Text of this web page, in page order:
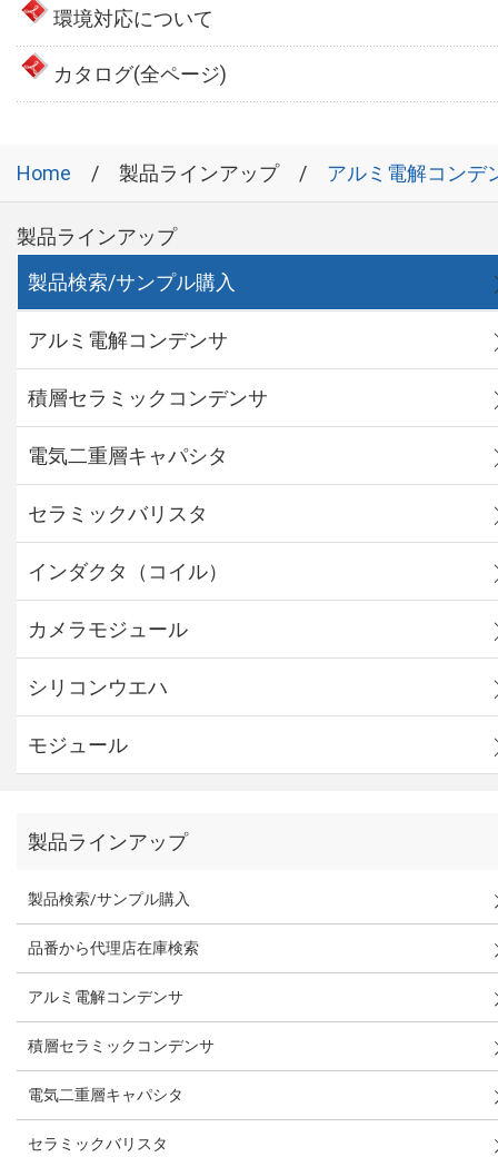
環境対応について
カタログ(全ページ)
Home 製品ラインアップ アルミ電解コンデ
製品ラインアップ
製品検索/サンプル購入
アルミ電解コンデンサ
積層セラミックコンデンサ
電気二重層キャパシタ
セラミックバリスタ
インダクタ（コイル）
カメラモジュール
シリコンウエハ
モジュール
製品ラインアップ
製品検索/サンプル購入
品番から代理店在庫検索
アルミ電解コンデンサ
積層セラミックコンデンサ
電気二重層キャパシタ
セラミックバリスタ